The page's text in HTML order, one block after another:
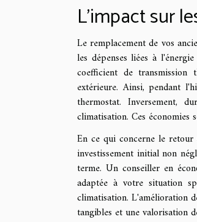
L'impact sur
Le remplacement de vos
les dépenses liées à
coefficient de
extérieure. Ainsi, pendant
thermostat. Inversement,
climatisation. Ces économies
En ce qui concerne le
investissement initial non
terme. Un conseiller en
adaptée à votre situation
climatisation. L'amélioration
tangibles et une valorisation